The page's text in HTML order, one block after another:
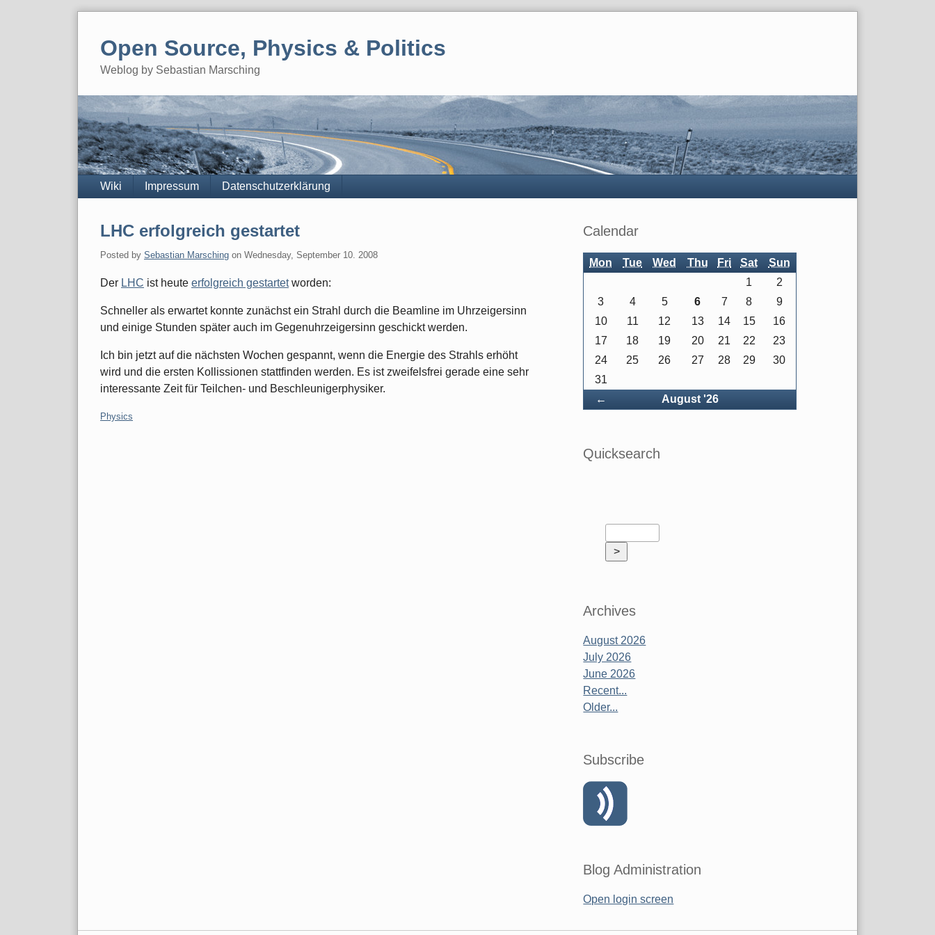
Open Source, Physics & Politics
Weblog by Sebastian Marsching
Navigation
Wiki Impressum Datenschutzerklärung
LHC erfolgreich gestartet
Posted by Sebastian Marsching on Wednesday, September 10. 2008
Der LHC ist heute erfolgreich gestartetworden:
Schneller als erwartet konnte zunächst ein Strahl durch die Beamline im Uhrzeigersinn
und einige Stunden später auch im Gegenuhrzeigersinn geschickt werden.
Ich bin jetzt auf die nächsten Wochen gespannt, wenn die Energie des Strahls erhöht
wird und die ersten Kollissionen stattfinden werden. Es ist zweifelsfrei gerade eine sehr
interessante Zeit für Teilchen- und Beschleunigerphysiker.
Categories:
Physics
Sidebar
Calendar
Mon Tue Wed Thu Fri Sat Sun
← August '26
1
2
3
4 5 6 7 8
9
10
11 12 13 14 15
16
17
18 19 20 21 22
23
24
25 26 27 28 29
30
31
Quicksearch
Archives
August 2026
July 2026
June 2026
Recent...
Older...
Subscribe
Blog Administration
Open login screen